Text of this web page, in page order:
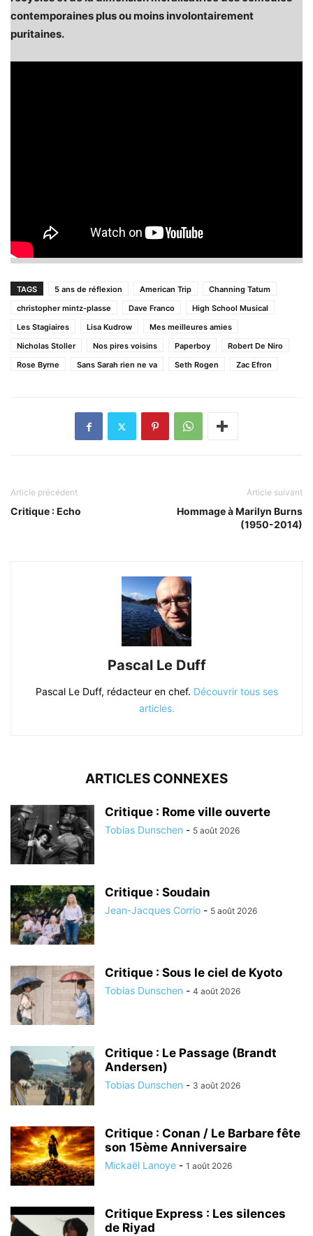
contemporaines plus ou moins involontairement
puritaines.
TAGS 5 ans de réflexion American Trip
Channing Tatum
christopher mintz-plasse
Dave Franco
High School Musical
Les Stagiaires
Lisa Kudrow
Mes meilleures amies
Nicholas Stoller
Nos pires voisins Paperboy
Robert De Niro
Rose Byrne
Sans Sarah rien ne va Seth Rogen Zac Efron
Article précédent
Critique : Echo
Article suivant
Hommage à Marilyn Burns
(1950-2014)
Pascal Le Duff
Pascal Le Duff, rédacteur en chef. Découvrir tous ses
articles.
ARTICLES CONNEXES
Critique : Rome ville ouverte
Tobias Dunschen - 5 août 2026
Critique : Soudain
Jean-Jacques Corrio - 5 août 2026
Critique : Sous le ciel de Kyoto
Tobias Dunschen - 4 août 2026
Critique : Le Passage (Brandt
Andersen)
Tobias Dunschen - 3 août 2026
Critique : Conan / Le Barbare fête
son 15ème Anniversaire
Mickaël Lanoye - 1 août 2026
Critique Express : Les silences
de Riyad